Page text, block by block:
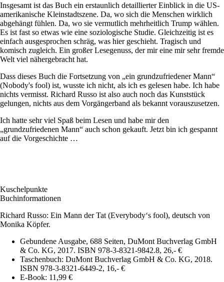
Insgesamt ist das Buch ein erstaunlich detaillierter Einblick in die US-
amerikanische Kleinstadtszene. Da, wo sich die Menschen wirklich
abgehängt fühlen. Da, wo sie vermutlich mehrheitlich Trump wählen.
Es ist fast so etwas wie eine soziologische Studie. Gleichzeitig ist es
einfach ausgesprochen schräg, was hier geschieht. Tragisch und
komisch zugleich. Ein großer Lesegenuss, der mir eine mir sehr fremde
Welt viel nähergebracht hat.
Dass dieses Buch die Fortsetzung von „ein grundzufriedener Mann“
(Nobody's fool) ist, wusste ich nicht, als ich es gelesen habe. Ich habe
nichts vermisst. Richard Russo ist also auch noch das Kunststück
gelungen, nichts aus dem Vorgängerband als bekannt vorauszusetzen.
Ich hatte sehr viel Spaß beim Lesen und habe mir den
„grundzufriedenen Mann“ auch schon gekauft. Jetzt bin ich gespannt
auf die Vorgeschichte …
Kuschelpunkte
Buchinformationen
Richard Russo: Ein Mann der Tat (Everybody‘s fool), deutsch von
Monika Köpfer.
Gebundene Ausgabe, 688 Seiten, DuMont Buchverlag GmbH
& Co. KG, 2017. ISBN 978-3-8321-9842.8, 26,- €
Taschenbuch: DuMont Buchverlag GmbH & Co. KG, 2018.
ISBN 978-3-8321-6449-2, 16,- €
E-Book: 11,99 €